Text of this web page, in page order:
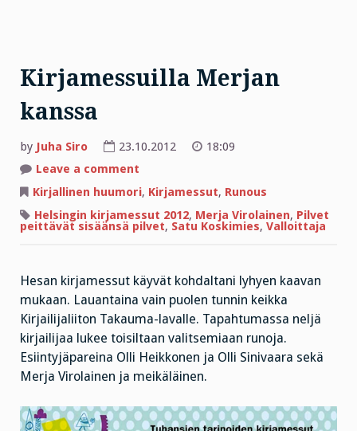
Kirjamessuilla Merjan
kanssa
by Juha Siro 23.10.2012
18:09
Leave a comment
Merjan
kanssa
Kirjallinen huumori, Kirjamessut, Runous
Helsingin kirjamessut 2012, Merja Virolainen, Pilvet
peittävät sisäänsä pilvet, Satu Koskimies, Valloittaja
Hesan kirjamessut käyvät kohdaltani lyhyen kaavan
mukaan. Lauantaina vain puolen tunnin keikka
Kirjailijaliiton Takauma-lavalle. Tapahtumassa neljä
kirjailijaa lukee toisiltaan valitsemiaan runoja.
Esiintyjäpareina Olli Heikkonen ja Olli Sinivaara sekä
Merja Virolainen ja meikäläinen.